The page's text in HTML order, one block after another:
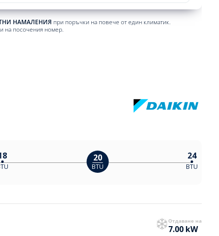
НАМАЛЕНИЯ при поръчки на повече от един климатик.
на посочения номер.
20
BTU
24
BTU
Отдаване на
7.00 kW